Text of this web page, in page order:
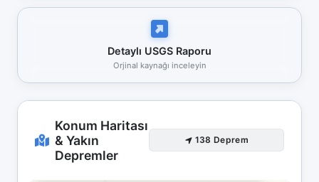
Detaylı USGS Raporu
Orjinal kaynağı inceleyin
Konum Haritası
& Yakın
Depremler
138 Deprem